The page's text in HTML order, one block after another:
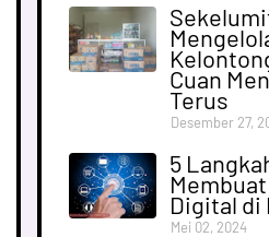
Cuan
Terus
Desember 27,
5
Digital di
Mei 02, 2024